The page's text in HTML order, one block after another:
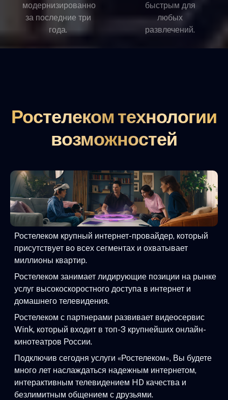
модернизированно
за последние три
года.
быстрым для
любых
развлечений.
Ростелеком технологии
возможностей
Ростелеком крупный интернет-провайдер, который
присутствует во всех сегментах и охватывает
миллионы квартир.
Ростелеком занимает лидирующие позиции на рынке
услуг высокоскоростного доступа в интернет и
домашнего телевидения.
Ростелеком с партнерами развивает видеосервис
Wink, который входит в топ-3 крупнейших онлайн-
кинотеатров России.
Подключив сегодня услуги «Ростелеком», Вы будете
много лет наслаждаться надежным интернетом,
интерактивным телевидением HD качества и
безлимитным общением с друзьями.